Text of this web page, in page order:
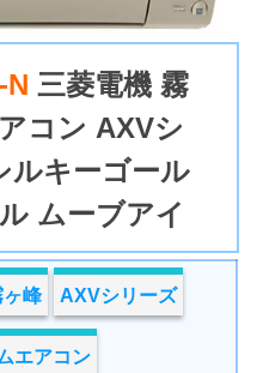
N 三菱電機 霧
コン AXVシ
ルキーゴール
ムーブアイ
ヶ峰 AXVシリーズ
エアコン